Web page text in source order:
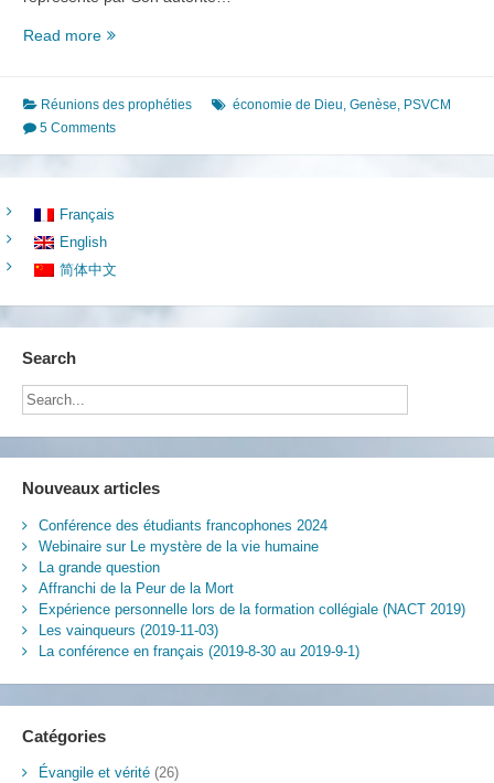
Read moreLa
de
Dieu
Réunions des prophéties économie de Dieu, Genèse, PSVCM
5 Comments
Français
English
简体中文
Search
Nouveaux articles
Conférence des étudiants francophones 2024
Webinaire sur Le mystère de la vie humaine
La grande question
Affranchi de la Peur de la Mort
Expérience personnelle lors de la formation collégiale (NACT 2019)
Les vainqueurs (2019-11-03)
La conférence en français (2019-8-30 au 2019-9-1)
Catégories
Évangile et vérité(26)